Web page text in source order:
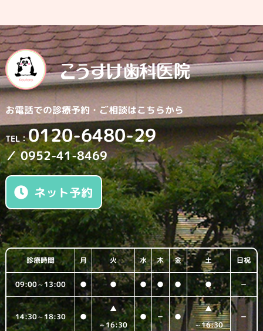
お電話での診療予約・ ご相談はこちらから
TEL：0120-6480-29
／ 0952-41-8469
ネット予約
診療時間 月 火 水 木 金 土 日祝
09:00～13:00 ● ● ● ● ● ● －
14:30～18:30 ●
▲
～16:30
● － ●
▲
～16:30
－